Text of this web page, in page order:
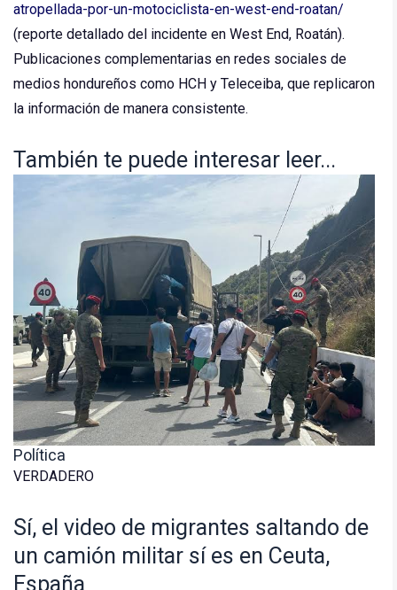
atropellada-por-un-motociclista-en-west-end-roatan/
(reporte detallado del incidente en West End, Roatán).
Publicaciones complementarias en redes sociales de
medios hondureños como HCH y Teleceiba, que replicaron
la información de manera consistente.
También te puede interesar leer...
Política
VERDADERO
Sí, el video de migrantes saltando de
un camión militar sí es en Ceuta,
España